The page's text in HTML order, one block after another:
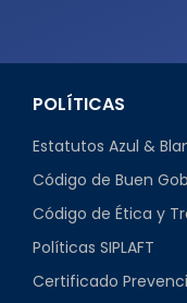
POLÍTICAS
Estatutos Azul &
Código de Buen
Código de Ética y
Políticas SIPLAFT
Certificado